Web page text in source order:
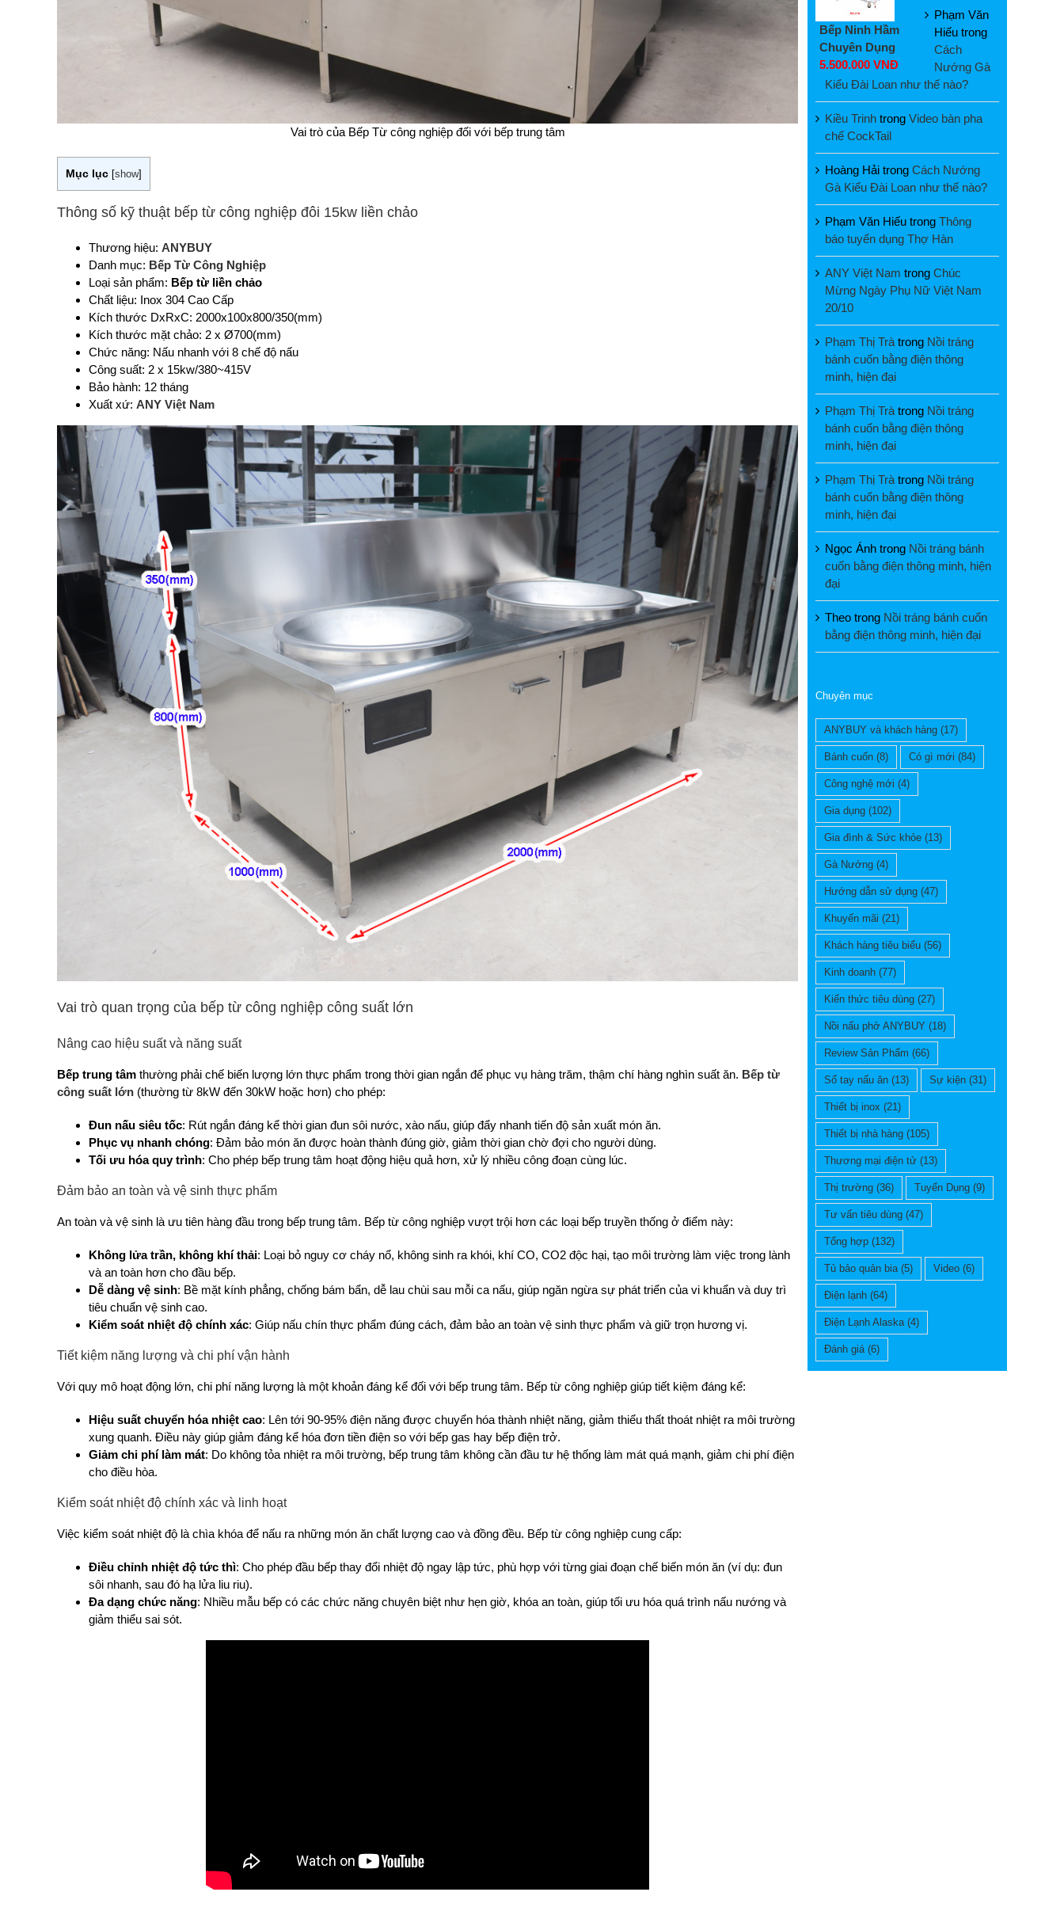
Vai trò của Bếp Từ công nghiệp đối với bếp trung tâm
Mục lục [show]
Thông số kỹ thuật bếp từ công nghiệp đôi 15kw liền chảo
Thương hiệu: ANYBUY
Danh mục: Bếp Từ Công Nghiệp
Loại sản phẩm: Bếp từ liền chảo
Chất liệu: Inox 304 Cao Cấp
Kích thước DxRxC: 2000x100x800/350(mm)
Kích thước mặt chảo: 2 x Ø700(mm)
Chức năng: Nấu nhanh với 8 chế độ nấu
Công suất: 2 x 15kw/380~415V
Bảo hành: 12 tháng
Xuất xứ: ANY Việt Nam
Vai trò quan trọng của bếp từ công nghiệp công suất lớn
Nâng cao hiệu suất và năng suất
Bếp trung tâm thường phải chế biến lượng lớn thực phẩm trong thời gian ngắn để phục vụ hàng trăm, thậm chí hàng nghìn suất ăn. Bếp từ
công suất lớn (thường từ 8kW đến 30kW hoặc hơn) cho phép:
Đun nấu siêu tốc: Rút ngắn đáng kể thời gian đun sôi nước, xào nấu, giúp đẩy nhanh tiến độ sản xuất món ăn.
Phục vụ nhanh chóng: Đảm bảo món ăn được hoàn thành đúng giờ, giảm thời gian chờ đợi cho người dùng.
Tối ưu hóa quy trình: Cho phép bếp trung tâm hoạt động hiệu quả hơn, xử lý nhiều công đoạn cùng lúc.
Đảm bảo an toàn và vệ sinh thực phẩm
An toàn và vệ sinh là ưu tiên hàng đầu trong bếp trung tâm. Bếp từ công nghiệp vượt trội hơn các loại bếp truyền thống ở điểm này:
Không lửa trần, không khí thải: Loại bỏ nguy cơ cháy nổ, không sinh ra khói, khí CO, CO2 độc hại, tạo môi trường làm việc trong lành
và an toàn hơn cho đầu bếp.
Dễ dàng vệ sinh: Bề mặt kính phẳng, chống bám bẩn, dễ lau chùi sau mỗi ca nấu, giúp ngăn ngừa sự phát triển của vi khuẩn và duy trì
tiêu chuẩn vệ sinh cao.
Kiểm soát nhiệt độ chính xác: Giúp nấu chín thực phẩm đúng cách, đảm bảo an toàn vệ sinh thực phẩm và giữ trọn hương vị.
Tiết kiệm năng lượng và chi phí vận hành
Với quy mô hoạt động lớn, chi phí năng lượng là một khoản đáng kể đối với bếp trung tâm. Bếp từ công nghiệp giúp tiết kiệm đáng kể:
Hiệu suất chuyển hóa nhiệt cao: Lên tới 90-95% điện năng được chuyển hóa thành nhiệt năng, giảm thiểu thất thoát nhiệt ra môi trường
xung quanh. Điều này giúp giảm đáng kể hóa đơn tiền điện so với bếp gas hay bếp điện trở.
Giảm chi phí làm mát: Do không tỏa nhiệt ra môi trường, bếp trung tâm không cần đầu tư hệ thống làm mát quá mạnh, giảm chi phí điện
cho điều hòa.
Kiểm soát nhiệt độ chính xác và linh hoạt
Việc kiểm soát nhiệt độ là chìa khóa để nấu ra những món ăn chất lượng cao và đồng đều. Bếp từ công nghiệp cung cấp:
Điều chỉnh nhiệt độ tức thì: Cho phép đầu bếp thay đổi nhiệt độ ngay lập tức, phù hợp với từng giai đoạn chế biến món ăn (ví dụ: đun
sôi nhanh, sau đó hạ lửa liu riu).
Đa dạng chức năng: Nhiều mẫu bếp có các chức năng chuyên biệt như hẹn giờ, khóa an toàn, giúp tối ưu hóa quá trình nấu nướng và
giảm thiểu sai sót.
Bếp Ninh Hầm
Chuyên Dụng
5.500.000 VNĐ
Phạm Văn
Hiếu trong
Cách
Nướng Gà
Kiểu Đài Loan như thế nào?
Kiều Trinh trong Video bàn pha
chế CockTail
Hoàng Hải trong Cách Nướng
Gà Kiểu Đài Loan như thế nào?
Phạm Văn Hiếu trong Thông
báo tuyển dụng Thợ Hàn
ANY Việt Nam trong Chúc
Mừng Ngày Phụ Nữ Việt Nam
20/10
Phạm Thị Trà trong Nồi tráng
bánh cuốn bằng điện thông
minh, hiện đại
Phạm Thị Trà trong Nồi tráng
bánh cuốn bằng điện thông
minh, hiện đại
Phạm Thị Trà trong Nồi tráng
bánh cuốn bằng điện thông
minh, hiện đại
Ngọc Ánh trong Nồi tráng bánh
cuốn bằng điện thông minh, hiện
đại
Theo trong Nồi tráng bánh cuốn
bằng điện thông minh, hiện đại
Chuyên mục
ANYBUY và khách hàng (17)
Bánh cuốn (8) Có gì mới (84)
Công nghệ mới (4)
Gia dụng (102)
Gia đình & Sức khỏe (13)
Gà Nướng (4)
Hướng dẫn sử dụng (47)
Khuyến mãi (21)
Khách hàng tiêu biểu (56)
Kinh doanh (77)
Kiến thức tiêu dùng (27)
Nồi nấu phở ANYBUY (18)
Review Sản Phẩm (66)
Sổ tay nấu ăn (13) Sự kiện (31)
Thiết bị inox (21)
Thiết bị nhà hàng (105)
Thương mại điện tử (13)
Thị trường (36) Tuyển Dụng (9)
Tư vấn tiêu dùng (47)
Tổng hợp (132)
Tủ bảo quản bia(5) Video (6)
Điện lạnh (64)
Điện Lạnh Alaska(4)
Đánh giá(6)